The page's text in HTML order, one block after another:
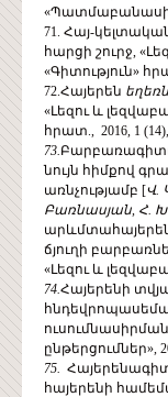
71. Հայ-
հարցի շուրջ,
«Գիտություն»
72.Հայերեն եղեռն
«Լեզու և
հրատ., 2016, 1 (14),
73.
նույն հիմքով
առնչությամբ [Վ.
Բառնասյան, Հ.
ճյուղի
«Լեզու և
74.Հայերենի
ընթերցումներ»,
75.
հայերենի